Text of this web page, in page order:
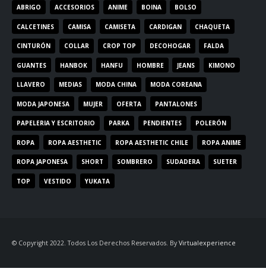
ABRIGO ACCESORIOS ANIME BOINA BOLSO
CALCETINES CAMISA CAMISETA CARDIGAN CHAQUETA
CINTURÓN COLLAR CROP TOP DECOHOGAR FALDA
GUANTES HANBOK HANFU HOMBRE JEANS KIMONO
LLAVERO MEDIAS MODA CHINA MODA COREANA
MODA JAPONESA MUJER OFERTA PANTALONES
PAPELERIA Y ESCRITORIO PARKA PENDIENTES POLERÓN
ROPA ROPA AESTHETIC ROPA AESTHETIC CHILE ROPA ANIME
ROPA JAPONESA SHORT SOMBRERO SUDADERA SUETER
TOP VESTIDO YUKATA
© Copyright 2022. Todos Los Derechos Reservados. By Virtualexperience